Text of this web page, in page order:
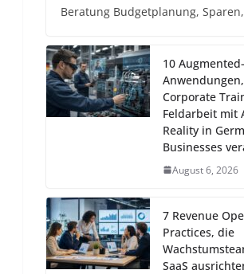
Beratung Budgetplanung,
10
Corporate
Feldarbeit mit
Reality in
Businesses
August 6, 2026
7 Revenue
Practices, die
SaaS